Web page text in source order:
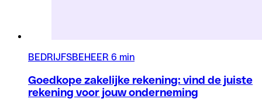
BEDRIJFSBEHEER 6 min
Goedkope zakelijke rekening: vind de juiste
rekening voor jouw onderneming